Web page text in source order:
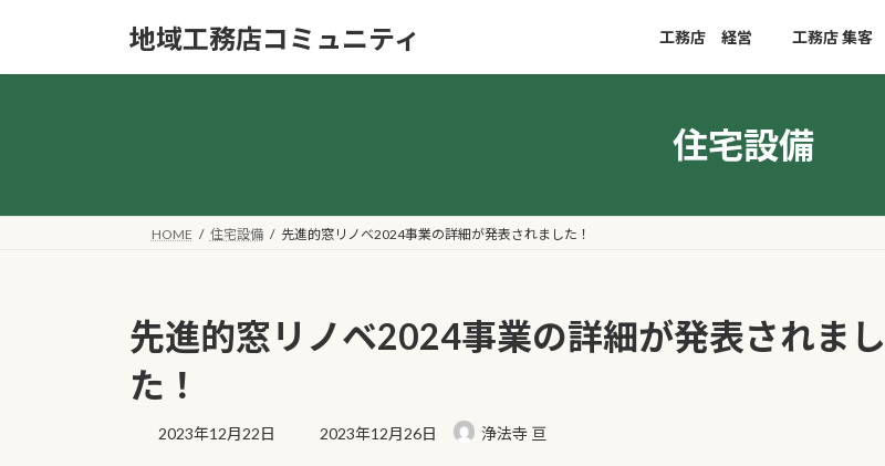
地域工務店コミュニティ 工務店 経営 工務店 集客
住宅設備
HOME 住宅設備 先進的窓リノベ2024事業の詳細が発表されました！
先進的窓リノベ2024事業の詳細が発表されまし
た！
2023年12月22日
最
2023年12月26日 浄法寺 亘